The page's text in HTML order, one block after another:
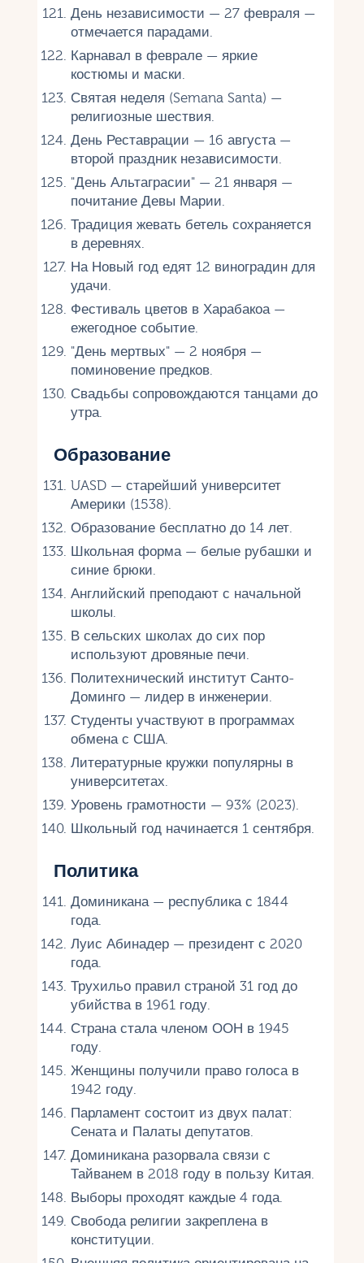
День независимости — 27 февраля —
отмечается парадами.
Карнавал в феврале — яркие
костюмы и маски.
Святая неделя (Semana Santa) —
религиозные шествия.
День Реставрации — 16 августа —
второй праздник независимости.
"День Альтаграсии" — 21 января —
почитание Девы Марии.
Традиция жевать бетель сохраняется
в деревнях.
На Новый год едят 12 виноградин для
удачи.
Фестиваль цветов в Харабакоа —
ежегодное событие.
"День мертвых" — 2 ноября —
поминовение предков.
Свадьбы сопровождаются танцами до
утра.
Образование
UASD — старейший университет
Америки (1538).
Образование бесплатно до 14 лет.
Школьная форма — белые рубашки и
синие брюки.
Английский преподают с начальной
школы.
В сельских школах до сих пор
используют дровяные печи.
Политехнический институт Санто-
Доминго — лидер в инженерии.
Студенты участвуют в программах
обмена с США.
Литературные кружки популярны в
университетах.
Уровень грамотности — 93% (2023).
Школьный год начинается 1 сентября.
Политика
Доминикана — республика с 1844
года.
Луис Абинадер — президент с 2020
года.
Трухильо правил страной 31 год до
убийства в 1961 году.
Страна стала членом ООН в 1945
году.
Женщины получили право голоса в
1942 году.
Парламент состоит из двух палат:
Сената и Палаты депутатов.
Доминикана разорвала связи с
Тайванем в 2018 году в пользу Китая.
Выборы проходят каждые 4 года.
Свобода религии закреплена в
конституции.